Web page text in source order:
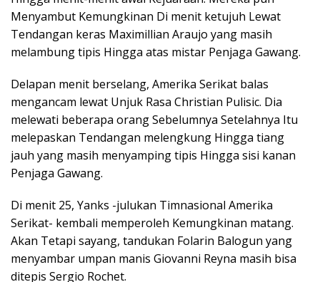
Menyambut Kemungkinan Di menit ketujuh Lewat
Tendangan keras Maximillian Araujo yang masih
melambung tipis Hingga atas mistar Penjaga Gawang.
Delapan menit berselang, Amerika Serikat balas
mengancam lewat Unjuk Rasa Christian Pulisic. Dia
melewati beberapa orang Sebelumnya Setelahnya Itu
melepaskan Tendangan melengkung Hingga tiang
jauh yang masih menyamping tipis Hingga sisi kanan
Penjaga Gawang.
Di menit 25, Yanks -julukan Timnasional Amerika
Serikat- kembali memperoleh Kemungkinan matang.
Akan Tetapi sayang, tandukan Folarin Balogun yang
menyambar umpan manis Giovanni Reyna masih bisa
ditepis Sergio Rochet.